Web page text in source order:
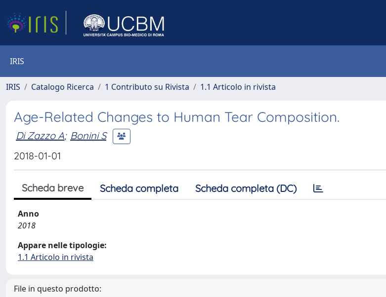
IRIS
IRIS Catalogo Ricerca 1 Contributo su Rivista 1.1 Articolo in rivista
Age-Related Changes to Human Tear Composition.
Di Zazzo A; Bonini S
2018-01-01
Scheda breve Scheda completa Scheda completa (DC)
Anno
2018
Appare nelle tipologie:
1.1 Articolo in rivista
File in questo prodotto: